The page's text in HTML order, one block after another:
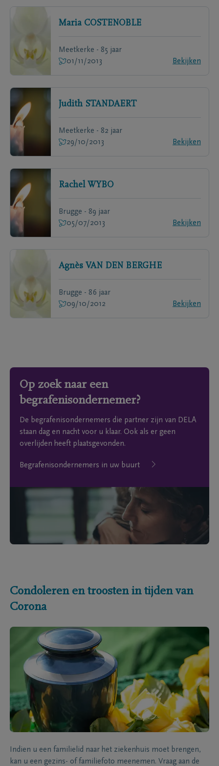
Maria COSTENOBLE
Meetkerke - 85 jaar
01/11/2013
Bekijken
Judith STANDAERT
Meetkerke - 82 jaar
29/10/2013
Bekijken
Rachel WYBO
Brugge - 89 jaar
05/07/2013
Bekijken
Agnès VAN DEN BERGHE
Brugge - 86 jaar
09/10/2012
Bekijken
Op zoek naar een
begrafenisondernemer?
De begrafenisondernemers die partner zijn van DELA
staan dag en nacht voor u klaar. Ook als er geen
overlijden heeft plaatsgevonden.
Begrafenisondernemers in uw buurt
Condoleren en troosten in tijden van
Corona
Indien u een familielid naar het ziekenhuis moet brengen,
kan u een gezins- of familiefoto meenemen. Vraag aan de